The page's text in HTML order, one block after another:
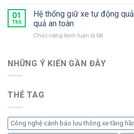
Khu
thống
kiểm
xe
cư
01
Th5
Hệ thống giữ xe tự động
quả an toàn
Chức năng bình luận bị tắtở
giữ
chung
cư
NHỮNG Ý KIẾN ​​GẦN ĐÂY
THẺ TAG
Công nghệ cảnh báo lưu thông xe tầng